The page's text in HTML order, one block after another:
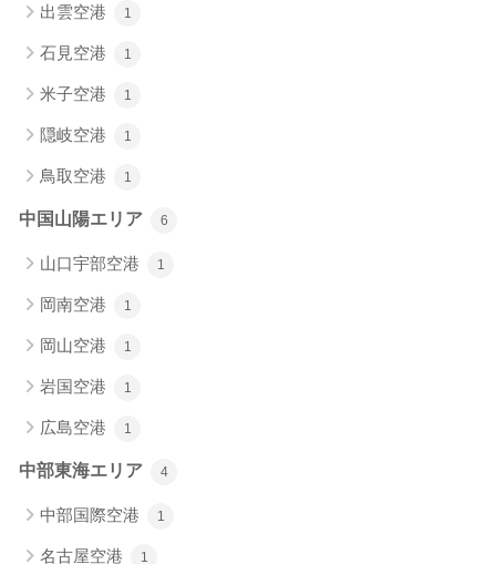
出雲空港 1
石見空港 1
米子空港 1
隠岐空港 1
鳥取空港 1
中国山陽エリア 6
山口宇部空港 1
岡南空港 1
岡山空港 1
岩国空港 1
広島空港 1
中部東海エリア 4
中部国際空港 1
名古屋空港 1